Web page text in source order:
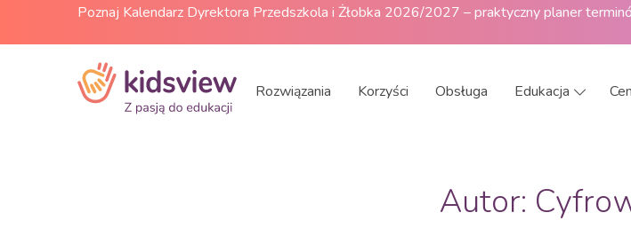
Poznaj Kalendarz Dyrektora Przedszkola i Żłobka 2026/2027 – praktyczny planer
Rozwiązania Korzyści Obsługa Edukacja
Autor: